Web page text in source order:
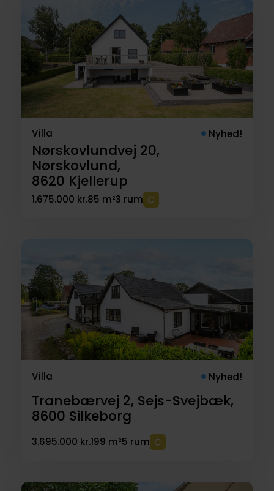
Villa Nyhed!
Nørskovlundvej 20,
Nørskovlund,
8620 Kjellerup
1.675.000 kr.85 m²3 rum
Villa Nyhed!
Tranebærvej 2, Sejs-Svejbæk,
8600 Silkeborg
3.695.000 kr.199 m²5 rum